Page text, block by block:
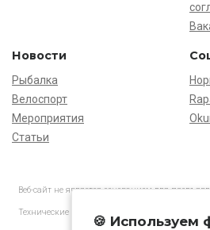
Новости
Рыбалка
Велоспорт
Мероприятия
Статьи
Веб-сайт не является основанием для
Технические характеристики товаров могут
🍪 Используем